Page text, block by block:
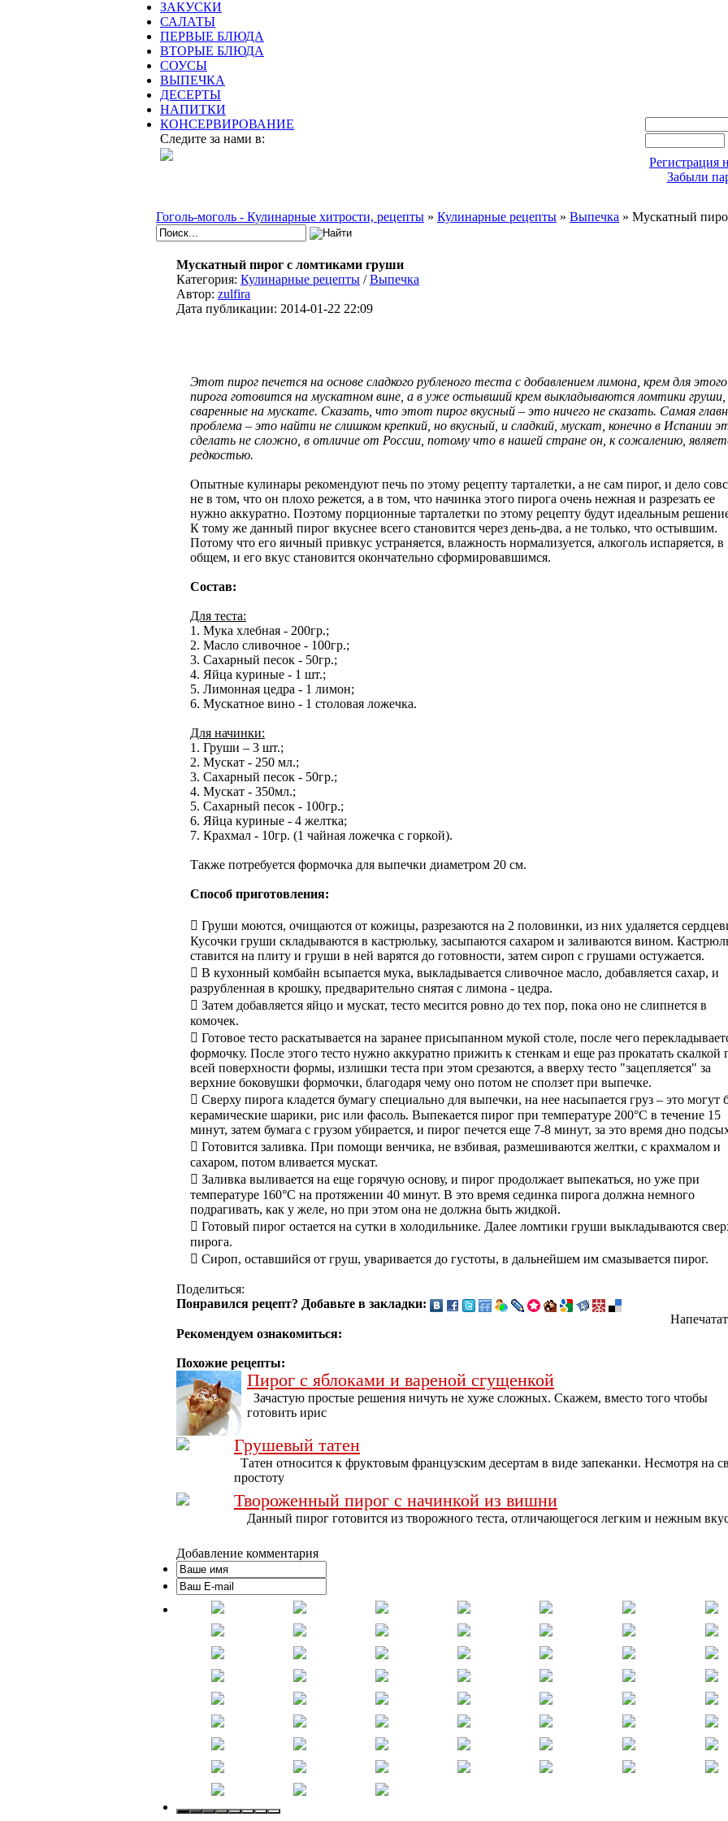
ЗАКУСКИ
САЛАТЫ
ПЕРВЫЕ БЛЮДА
ВТОРЫЕ БЛЮДА
СОУСЫ
ВЫПЕЧКА
ДЕСЕРТЫ
НАПИТКИ
КОНСЕРВИРОВАНИЕ
Следите за нами в:
Регистрация
Забыли
Гоголь-моголь - Кулинарные хитрости, рецепты » Кулинарные рецепты » Выпечка » Мускатный
Мускатный пирог с ломтиками груши
Категория: Кулинарные рецепты /Выпечка
Автор: zulfira
Дата публикации: 2014-01-22 22:09
Этот пирог печется на основе сладкого рубленого теста с добавлением лимона, крем для этого
пирога готовится на мускатном вине, а в уже остывший крем выкладываются ломтики груши,
сваренные на мускате. Сказать, что этот пирог вкусный – это ничего не сказать. Самая
проблема – это найти не слишком крепкий, но вкусный, и сладкий, мускат, конечно в Испании
сделать не сложно, в отличие от России, потому что в нашей стране он, к сожалению,
редкостью.
Опытные кулинары рекомендуют печь по этому рецепту тарталетки, а не сам пирог, и дело
не в том, что он плохо режется, а в том, что начинка этого пирога очень нежная и разрезать ее
нужно аккуратно. Поэтому порционные тарталетки по этому рецепту будут идеальным
К тому же данный пирог вкуснее всего становится через день-два, а не только, что остывшим.
Потому что его яичный привкус устраняется, влажность нормализуется, алкоголь испаряется, в
общем, и его вкус становится окончательно сформировавшимся.
Состав:
Для теста:
1. Мука хлебная - 200гр.;
2. Масло сливочное - 100гр.;
3. Сахарный песок - 50гр.;
4. Яйца куриные - 1 шт.;
5. Лимонная цедра - 1 лимон;
6. Мускатное вино - 1 столовая ложечка.
Для начинки:
1. Груши – 3 шт.;
2. Мускат - 250 мл.;
3. Сахарный песок - 50гр.;
4. Мускат - 350мл.;
5. Сахарный песок - 100гр.;
6. Яйца куриные - 4 желтка;
7. Крахмал - 10гр. (1 чайная ложечка с горкой).
Также потребуется формочка для выпечки диаметром 20 см.
Способ приготовления:
 Груши моются, очищаются от кожицы, разрезаются на 2 половинки, из них удаляется
Кусочки груши складываются в кастрюльку, засыпаются сахаром и заливаются вином.
ставится на плиту и груши в ней варятся до готовности, затем сироп с грушами остужается.
 В кухонный комбайн всыпается мука, выкладывается сливочное масло, добавляется сахар, и
разрубленная в крошку, предварительно снятая с лимона - цедра.
 Затем добавляется яйцо и мускат, тесто месится ровно до тех пор, пока оно не слипнется в
комочек.
 Готовое тесто раскатывается на заранее присыпанном мукой столе, после чего
формочку. После этого тесто нужно аккуратно прижить к стенкам и еще раз прокатать скалкой
всей поверхности формы, излишки теста при этом срезаются, а вверху тесто "зацепляется" за
верхние боковушки формочки, благодаря чему оно потом не сползет при выпечке.
 Сверху пирога кладется бумагу специально для выпечки, на нее насыпается груз – это могут
керамические шарики, рис или фасоль. Выпекается пирог при температуре 200°С в течение 15
минут, затем бумага с грузом убирается, и пирог печется еще 7-8 минут, за это время дно
 Готовится заливка. При помощи венчика, не взбивая, размешиваются желтки, с крахмалом и
сахаром, потом вливается мускат.
 Заливка выливается на еще горячую основу, и пирог продолжает выпекаться, но уже при
температуре 160°С на протяжении 40 минут. В это время сединка пирога должна немного
подрагивать, как у желе, но при этом она не должна быть жидкой.
 Готовый пирог остается на сутки в холодильнике. Далее ломтики груши выкладываются
пирога.
 Сироп, оставшийся от груш, уваривается до густоты, в дальнейшем им смазывается пирог.
Поделиться:
Понравился рецепт? Добавьте в закладки:
Рекомендуем ознакомиться:
Похожие рецепты:
Пирог с яблоками и вареной сгущенкой
Зачастую простые решения ничуть не хуже сложных. Скажем, вместо того чтобы
готовить ирис
Грушевый татен
Татен относится к фруктовым французским десертам в виде запеканки. Несмотря на
простоту
Твороженный пирог с начинкой из вишни
Данный пирог готовится из творожного теста, отличающегося легким и нежным
Добавление комментария